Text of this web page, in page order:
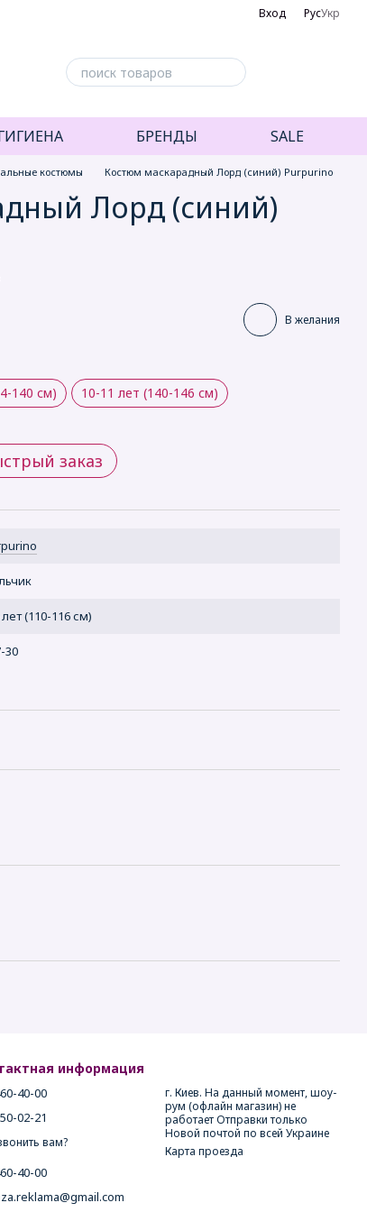
Вход РусУкр
БРЕНДЫ SALE
костюмы Костюм маскарадный Лорд (синий) Purpurino
Лорд (синий)
В желания
140 см) 10-11 лет (140-146 см)
заказ
(110-116 см)
30
информация
40-00
02-21
вам?
40-00
г. Киев. На данный момент, шоу-
рум (офлайн магазин) не
работает Отправки только
Новой почтой по всей Украине
Карта проезда